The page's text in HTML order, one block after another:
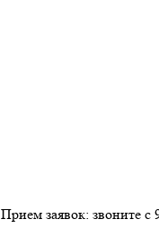
Прием заявок: звоните с